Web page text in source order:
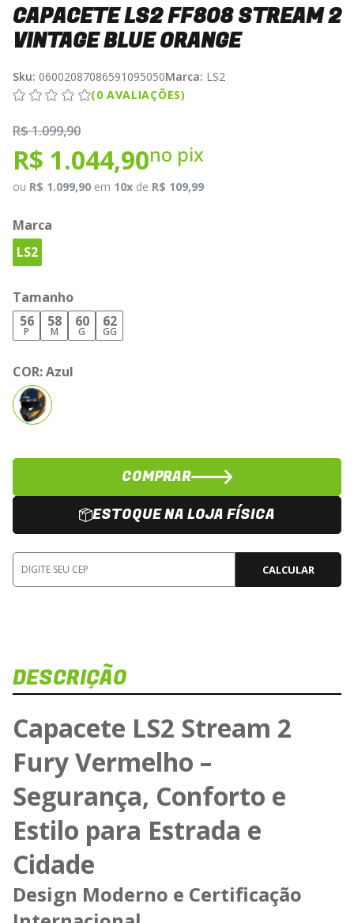
CAPACETE LS2 FF808 STREAM 2
VINTAGE BLUE ORANGE
Sku: 06002087086591095050Marca: LS2
(0 AVALIAÇÕES)
R$ 1.099,90
R$ 1.044,90no pix
ou R$ 1.099,90 em 10x de R$ 109,99
Marca
LS2
Tamanho
56
P
58
M
60
G
62
GG
COR:Azul
COMPRAR
ESTOQUE NA LOJA FÍSICA
CALCULAR
DESCRIÇÃO
Capacete LS2 Stream 2
Fury Vermelho –
Segurança, Conforto e
Estilo para Estrada e
Cidade
Design Moderno e Certificação